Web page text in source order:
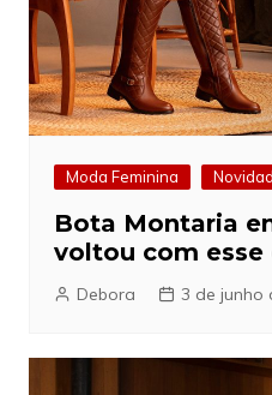
Moda Feminina
Bota Montaria
voltou com esse
Debora 3 de junho